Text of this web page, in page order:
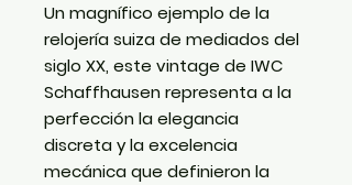
Un magnífico ejemplo de la
relojería suiza de mediados del
siglo XX, este vintage de IWC
Schaffhausen representa a la
perfección la elegancia
discreta y la excelencia
mecánica que definieron la